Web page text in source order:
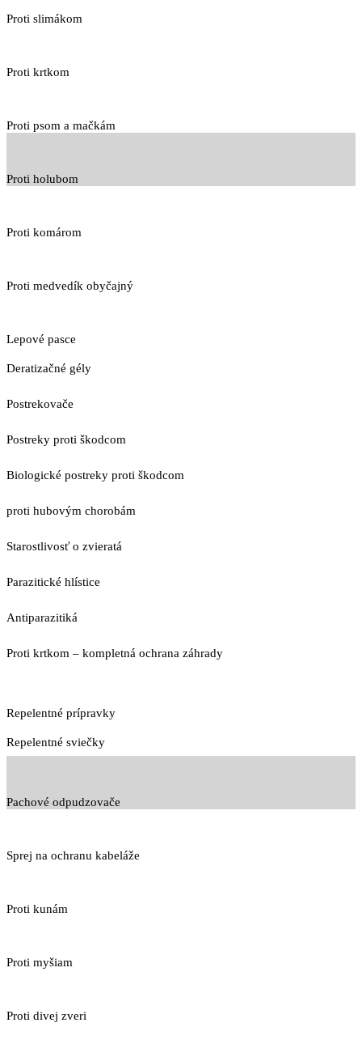
Proti slimákom
Proti krtkom
Proti psom a mačkám
Proti holubom
Proti komárom
Proti medvedík obyčajný
Lepové pasce
Deratizačné gély
Postrekovače
Postreky proti škodcom
Biologické postreky proti škodcom
proti hubovým chorobám
Starostlivosť o zvieratá
Parazitické hlístice
Antiparazitiká
Proti krtkom – kompletná ochrana záhrady
Repelentné prípravky
Repelentné sviečky
Pachové odpudzovače
Sprej na ochranu kabeláže
Proti kunám
Proti myšiam
Proti divej zveri